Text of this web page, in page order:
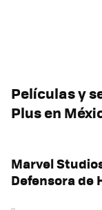
Películas y
Plus en
Marvel
Defensora de